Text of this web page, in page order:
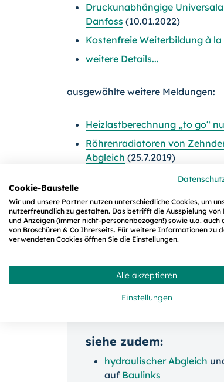
Druckunabhängige
Danfoss (10.01.2022)
Kostenfreie Weiterbildung à
weitere Details...
ausgewählte weitere Meldungen:
Heizlastberechnung „to go“
Röhrenradiatoren von
Abgleich (25.7.2019)
Neu und energiesparend:
Meibes führt neue Generation
Hydronik-App von IMI:
App(22.7.2019)
Automatischer
zertifiziert(22.7.2019)
Dynamischer Hahnblock
siehe zudem:
hydraulischer Abgleich
auf Baulinks
Cookie-Baustelle
Wir und unsere Partner nutzen unterschiedliche Cookies, um
nutzerfreundlich zu gestalten. Das betrifft die Ausspielung von
und Anzeigen (immer nicht-personenbezogen!) sowie u.a. auch
von Broschüren & Co Ihrerseits. Für weitere Informationen zu
verwendeten Cookies öffnen Sie die Einstellungen.
Alle akzeptieren
Einstellungen